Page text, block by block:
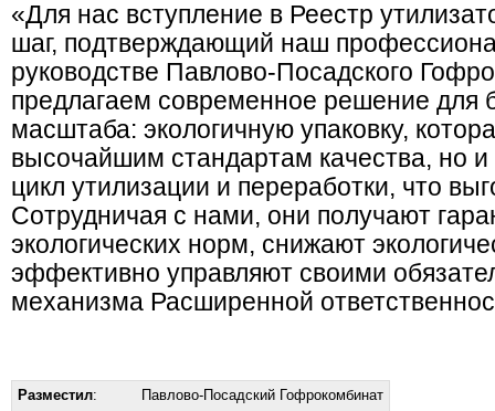
«Для нас вступление в Реестр
шаг, подтверждающий наш
руководстве Павлово-Посадского
предлагаем современное решение для
масштаба: экологичную упаковку,
высочайшим стандартам качества, но
цикл утилизации и переработки, что
Сотрудничая с нами, они получают
экологических норм, снижают
эффективно управляют своими
механизма Расширенной
Разместил:
Павлово-Посадский Гофрокомбинат